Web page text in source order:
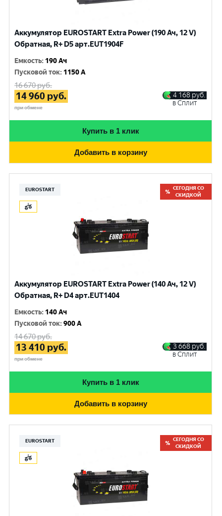
Аккумулятор EUROSTART Extra Power (190 Ач, 12 V)
Обратная, R+ D5 арт.EUT1904F
Емкость: 190 Ач
Пусковой ток: 1150 A
16 670руб.
14 960 руб.
при обмене
4 168 руб.
в Сплит
Купить в 1 клик
Добавить в корзину
EUROSTART
СЕГОДНЯ СО
СКИДКОЙ
Аккумулятор EUROSTART Extra Power (140 Ач, 12 V)
Обратная, R+ D4 арт.EUT1404
Емкость: 140 Ач
Пусковой ток:900 A
14 670руб.
13 410 руб.
при обмене
3 668 руб.
в Сплит
Купить в 1 клик
Добавить в корзину
EUROSTART
СЕГОДНЯ СО
СКИДКОЙ